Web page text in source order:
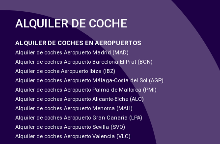
ALQUILER DE COCHE
ALQUILER DE COCHES EN AEROPUERTOS
Alquiler de coches Aeropuerto Madrid (MAD)
Alquiler de coches Aeropuerto Barcelona-El Prat (BCN)
Alquiler de coche Aeropuerto Ibiza (IBZ)
Alquiler de coches Aeropuerto Málaga-Costa del Sol (AGP)
Alquiler de coches Aeropuerto Palma de Mallorca (PMI)
Alquiler de coches Aeropuerto Alicante-Elche (ALC)
Alquiler de coches Aeropuerto Menorca (MAH)
Alquiler de coches Aeropuerto Gran Canaria (LPA)
Alquiler de coches Aeropuerto Sevilla (SVQ)
Alquiler de coches Aeropuerto Valencia (VLC)